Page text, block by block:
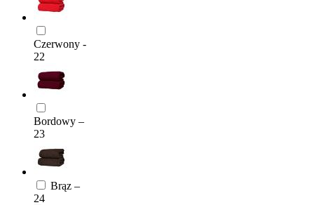
Czerwony -
22
Bordowy –
23
Brąz –
24